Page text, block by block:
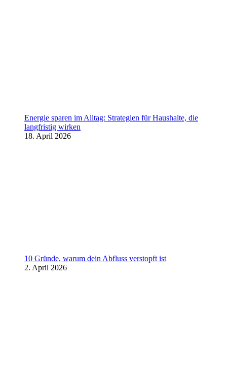
Energie sparen im Alltag: Strategien für Haushalte, die
langfristig wirken
18. April 2026
10 Gründe, warum dein Abfluss verstopft ist
2. April 2026